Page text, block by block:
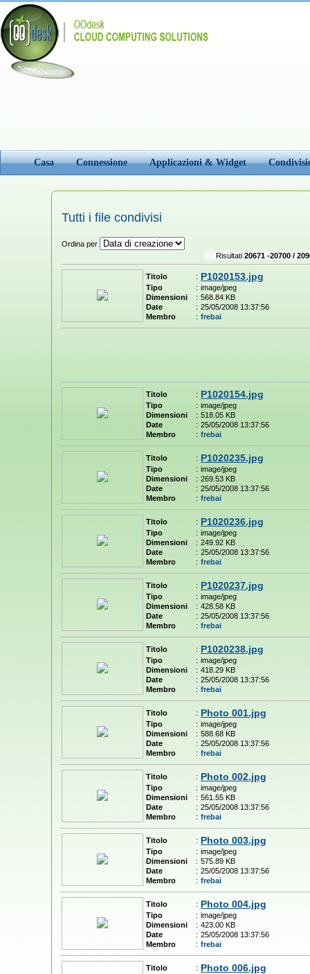
Casa Connessione Applicazioni & Widget
Tutti i file condivisi
Ordina per
Risultati 20671 -20700 /
Titolo : P1020153.jpg
Tipo : image/jpeg
Dimensioni
: 568.84 KB
Date
: 25/05/2008 13:37:56
Membro
: frebai
Titolo : P1020154.jpg
Tipo : image/jpeg
Dimensioni
: 518.05 KB
Date
: 25/05/2008 13:37:56
Membro
: frebai
Titolo : P1020235.jpg
Tipo : image/jpeg
Dimensioni
: 269.53 KB
Date
: 25/05/2008 13:37:56
Membro
: frebai
Titolo : P1020236.jpg
Tipo : image/jpeg
Dimensioni
: 249.92 KB
Date
: 25/05/2008 13:37:56
Membro
: frebai
Titolo : P1020237.jpg
Tipo : image/jpeg
Dimensioni
: 428.58 KB
Date
: 25/05/2008 13:37:56
Membro
: frebai
Titolo : P1020238.jpg
Tipo : image/jpeg
Dimensioni
: 418.29 KB
Date
: 25/05/2008 13:37:56
Membro
: frebai
Titolo : Photo 001.jpg
Tipo : image/jpeg
Dimensioni
: 588.68 KB
Date
: 25/05/2008 13:37:56
Membro
: frebai
Titolo : Photo 002.jpg
Tipo : image/jpeg
Dimensioni
: 561.55 KB
Date
: 25/05/2008 13:37:56
Membro
: frebai
Titolo : Photo 003.jpg
Tipo : image/jpeg
Dimensioni
: 575.89 KB
Date
: 25/05/2008 13:37:56
Membro
: frebai
Titolo : Photo 004.jpg
Tipo : image/jpeg
Dimensioni
: 423.00 KB
Date
: 25/05/2008 13:37:56
Membro
: frebai
Titolo : Photo 006.jpg